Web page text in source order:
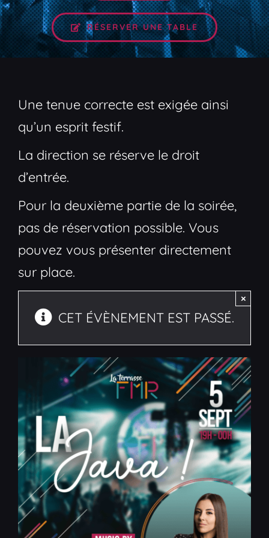
RÉSERVER UNE TABLE
Une tenue correcte est exigée ainsi
qu’un esprit festif.
La direction se réserve le droit
d’entrée.
Pour la deuxième partie de la soirée,
pas de réservation possible. Vous
pouvez vous présenter directement
sur place.
CET ÉVÈNEMENT EST PASSÉ.
×